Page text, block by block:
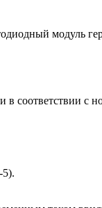
модуль
в соответствии